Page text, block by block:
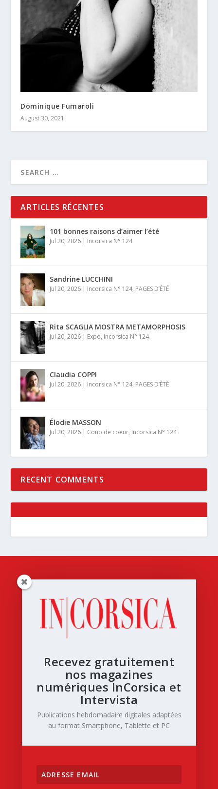
Dominique Fumaroli
August 30, 2021
ARTICLES RÉCENTES
101 bonnes raisons d’aimer l’été
Jul 20, 2026 | Incorsica N° 124
Sandrine LUCCHINI
Jul 20, 2026 | Incorsica N° 124, PAGES D’ÉTÉ
Rita SCAGLIA MOSTRA METAMORPHOSIS
Jul 20, 2026 | Expo, Incorsica N° 124
Claudia COPPI
Jul 20, 2026 | Incorsica N° 124, PAGES D’ÉTÉ
Élodie MASSON
Jul 20, 2026 | Coup de coeur, Incorsica N° 124
RECENT COMMENTS
Recevez gratuitement
nos magazines
numériques InCorsica et
Intervista
Publications hebdomadaire digitales adaptées
au format Smartphone, Tablette et PC